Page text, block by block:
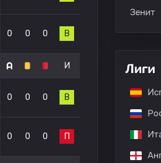
0 0 0 В
И
0 0 0 В
0 0 0 П
Зенит
Лиги